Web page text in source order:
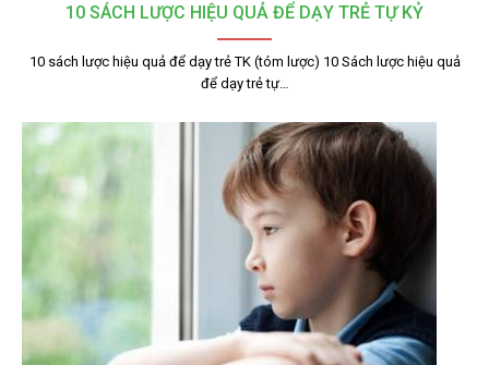
10 SÁCH LƯỢC HIỆU QUẢ ĐỂ DẠY TRẺ TỰ KỶ
10 sách lược hiệu quả để dạy trẻ TK (tóm lược) 10 Sách lược hiệu quả
để dạy trẻ tự…